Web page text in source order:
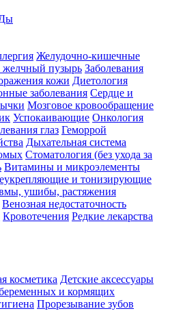
Желудочно-кишечные
желчный пузырь Заболевания
кожи Диетология
заболевания Сердце и
Мозговое кровообращение
Успокаивающие Онкология
глаз Геморрой
Дыхательная система
Стоматология (без ухода за
Витамины и микроэлементы
и тонизирующие
ушибы, растяжения
Венозная недостаточность
Кровотечения Редкие лекарства
косметика Детские аксессуары
и кормящих
Прорезывание зубов